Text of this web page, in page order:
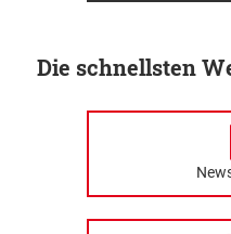
Die schnellsten